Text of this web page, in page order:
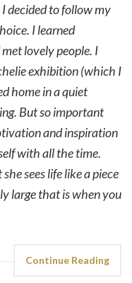
decided to follow my
I learned
lovely people. I
exhibition (which I
home in a quiet
But so important
and inspiration
with all the time.
sees life like a piece
large that is when you
Continue Reading